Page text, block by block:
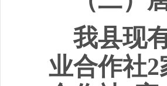
我县现
业合作社2